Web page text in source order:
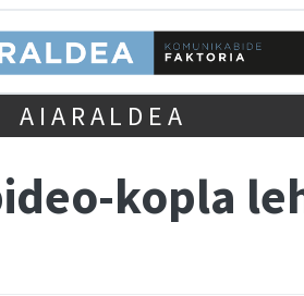
AIARALDEA
kopla